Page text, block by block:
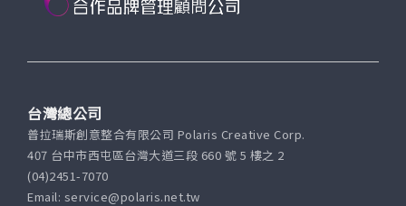
台灣總公司
普拉瑞斯創意整合有限公司 Polaris Creative Corp.
407 台中市西屯區台灣大道三段 660 號 5 樓之 2
(04)2451-7070
Email: service@polaris.net.tw